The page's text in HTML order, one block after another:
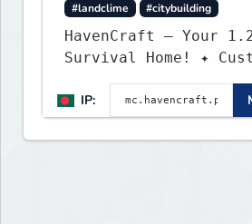
#landclime
#citybuilding
HavenCraft — Your
Survival Home! ✦ Custom World
— Unique terrain
Player Economy —
wealth ✦ Land
what you build ✦
IP: